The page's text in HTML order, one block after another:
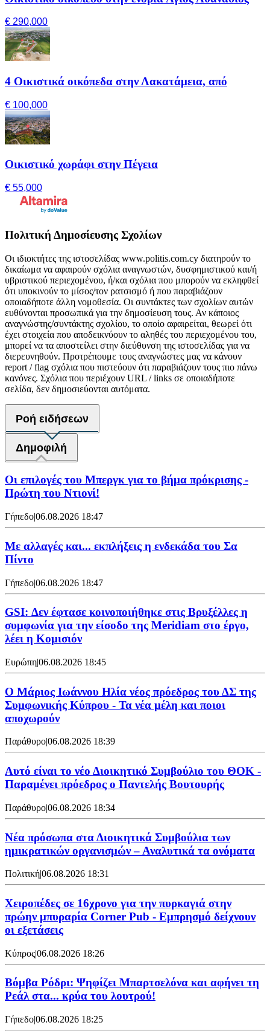
€ 290,000
4 Οικιστικά οικόπεδα στην Λακατάμεια, από
€ 100,000
Οικιστικό χωράφι στην Πέγεια
€ 55,000
Πολιτική Δημοσίευσης Σχολίων
Οι ιδιοκτήτες της ιστοσελίδας www.politis.com.cy διατηρούν το
δικαίωμα να αφαιρούν σχόλια αναγνωστών, δυσφημιστικού και/ή
υβριστικού περιεχομένου, ή/και σχόλια που μπορούν να εκληφθεί
ότι υποκινούν το μίσος/τον ρατσισμό ή που παραβιάζουν
οποιαδήποτε άλλη νομοθεσία. Οι συντάκτες των σχολίων αυτών
ευθύνονται προσωπικά για την δημοσίευση τους. Αν κάποιος
αναγνώστης/συντάκτης σχολίου, το οποίο αφαιρείται, θεωρεί ότι
έχει στοιχεία που αποδεικνύουν το αληθές του περιεχομένου του,
μπορεί να τα αποστείλει στην διεύθυνση της ιστοσελίδας για να
διερευνηθούν. Προτρέπουμε τους αναγνώστες μας να κάνουν
report / flag σχόλια που πιστεύουν ότι παραβιάζουν τους πιο πάνω
κανόνες. Σχόλια που περιέχουν URL / links σε οποιαδήποτε
σελίδα, δεν δημοσιεύονται αυτόματα.
Ροή ειδήσεων
Δημοφιλή
Οι επιλογές του Μπεργκ για το βήμα πρόκρισης -
Πρώτη του Ντιονί!
Γήπεδο|06.08.2026 18:47
Με αλλαγές και... εκπλήξεις η ενδεκάδα του Σα
Πίντο
Γήπεδο|06.08.2026 18:47
GSI: Δεν έφτασε κοινοποιήθηκε στις Βρυξέλλες η
συμφωνία για την είσοδο της Meridiam στο έργο,
λέει η Κομισιόν
Ευρώπη|06.08.2026 18:45
Ο Μάριος Ιωάννου Ηλία νέος πρόεδρος του ΔΣ της
Συμφωνικής Κύπρου - Τα νέα μέλη και ποιοι
αποχωρούν
Παράθυρο|06.08.2026 18:39
Αυτό είναι το νέο Διοικητικό Συμβούλιο του ΘΟΚ -
Παραμένει πρόεδρος ο Παντελής Βουτουρής
Παράθυρο|06.08.2026 18:34
Νέα πρόσωπα στα Διοικητικά Συμβούλια των
ημικρατικών οργανισμών – Αναλυτικά τα ονόματα
Πολιτική|06.08.2026 18:31
Χειροπέδες σε 16χρονο για την πυρκαγιά στην
πρώην μπυραρία Corner Pub - Εμπρησμό δείχνουν
οι εξετάσεις
Κύπρος|06.08.2026 18:26
Βόμβα Ρόδρι: Ψηφίζει Μπαρτσελόνα και αφήνει τη
Ρεάλ στα... κρύα του λουτρού!
Γήπεδο|06.08.2026 18:25